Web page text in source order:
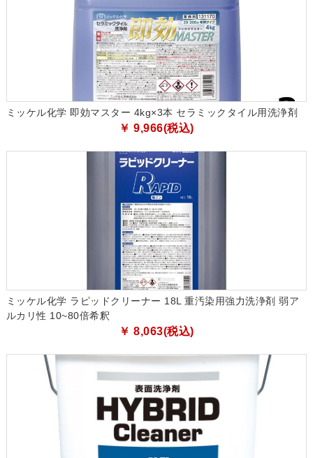
ミッケル化学 即効マスター 4kg×3本 セラミックタイル用洗浄剤
￥ 9,966(税込)
ミッケル化学 ラピッドクリーナー 18L 重汚染用強力洗浄剤 弱ア
ルカリ性 10~80倍希釈
￥ 8,063(税込)